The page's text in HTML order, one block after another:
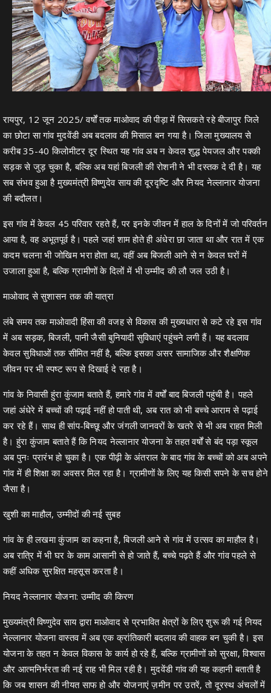
रायपुर, 12 जून 2025/ वर्षों तक माओवाद की पीड़ा में सिसकते रहे बीजापुर जिले
का छोटा सा गांव मुदवेंडी अब बदलाव की मिसाल बन गया है। जिला मुख्यालय से
करीब 35-40 किलोमीटर दूर स्थित यह गांव अब न केवल शुद्ध पेयजल और पक्की
सड़क से जुड़ चुका है, बल्कि अब यहां बिजली की रोशनी ने भी दस्तक दे दी है। यह
सब संभव हुआ है मुख्यमंत्री विष्णुदेव साय की दूरदृष्टि और नियद नेल्लानार योजना
की बदौलत।
इस गांव में केवल 45 परिवार रहते हैं, पर इनके जीवन में हाल के दिनों में जो परिवर्तन
आया है, वह अभूतपूर्व है। पहले जहां शाम होते ही अंधेरा छा जाता था और रात में एक
कदम चलना भी जोखिम भरा होता था, वहीं अब बिजली आने से न केवल घरों में
उजाला हुआ है, बल्कि ग्रामीणों के दिलों में भी उम्मीद की लौ जल उठी है।
माओवाद से सुशासन तक की यात्रा
लंबे समय तक माओवादी हिंसा की वजह से विकास की मुख्यधारा से कटे रहे इस गांव
में अब सड़क, बिजली, पानी जैसी बुनियादी सुविधाएं पहुंचने लगी हैं। यह बदलाव
केवल सुविधाओं तक सीमित नहीं है, बल्कि इसका असर सामाजिक और शैक्षणिक
जीवन पर भी स्पष्ट रूप से दिखाई दे रहा है।
गांव के निवासी हुंरा कुंजाम बताते हैं, हमारे गांव में वर्षों बाद बिजली पहुंची है। पहले
जहां अंधेरे में बच्चों की पढ़ाई नहीं हो पाती थी, अब रात को भी बच्चे आराम से पढ़ाई
कर रहे हैं। साथ ही सांप-बिच्छू और जंगली जानवरों के खतरे से भी अब राहत मिली
है। हुंरा कुंजाम बताते हैं कि नियद नेल्लानार योजना के तहत वर्षों से बंद पड़ा स्कूल
अब पुनः प्रारंभ हो चुका है। एक पीढ़ी के अंतराल के बाद गांव के बच्चों को अब अपने
गांव में ही शिक्षा का अवसर मिल रहा है। ग्रामीणों के लिए यह किसी सपने के सच होने
जैसा है।
खुशी का माहौल, उम्मीदों की नई सुबह
गांव के ही लखमा कुंजाम का कहना है, बिजली आने से गांव में उत्सव का माहौल है।
अब रात्रि में भी घर के काम आसानी से हो जाते हैं, बच्चे पढ़ते हैं और गांव पहले से
कहीं अधिक सुरक्षित महसूस करता है।
नियद नेल्लानार योजना: उम्मीद की किरण
मुख्यमंत्री विष्णुदेव साय द्वारा माओवाद से प्रभावित क्षेत्रों के लिए शुरू की गई नियद
नेल्लानार योजना वास्तव में अब एक क्रांतिकारी बदलाव की वाहक बन चुकी है। इस
योजना के तहत न केवल विकास के कार्य हो रहे हैं, बल्कि ग्रामीणों को सुरक्षा, विश्वास
और आत्मनिर्भरता की नई राह भी मिल रही है। मुदवेंडी गांव की यह कहानी बताती है
कि जब शासन की नीयत साफ हो और योजनाएं ज़मीन पर उतरें, तो दूरस्थ अंचलों में